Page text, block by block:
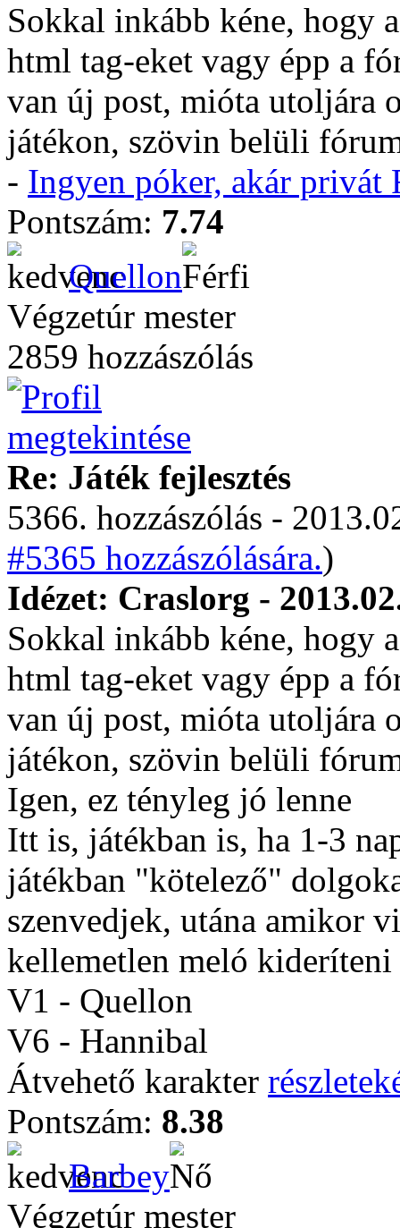
Sokkal inkább kéne, hogy
html tag-eket vagy épp a
van új post, mióta utoljára
játékon, szövin belüli
- Ingyen póker, akár privát
Pontszám: 7.74
Quellon
Végzetúr mester
2859 hozzászólás
Re: Játék fejlesztés
5366. hozzászólás -
#5365 hozzászólására.)
Idézet: Craslorg -
Sokkal inkább kéne, hogy
html tag-eket vagy épp a
van új post, mióta utoljára
játékon, szövin belüli
Igen, ez tényleg jó lenne
Itt is, játékban is, ha 1-3
játékban "kötelező"
szenvedjek, utána amikor
kellemetlen meló
V1 - Quellon
V6 - Hannibal
Átvehető karakter
Pontszám: 8.38
Barbey
Végzetúr mester